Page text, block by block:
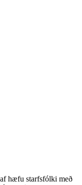
hæfu starfsfólki með